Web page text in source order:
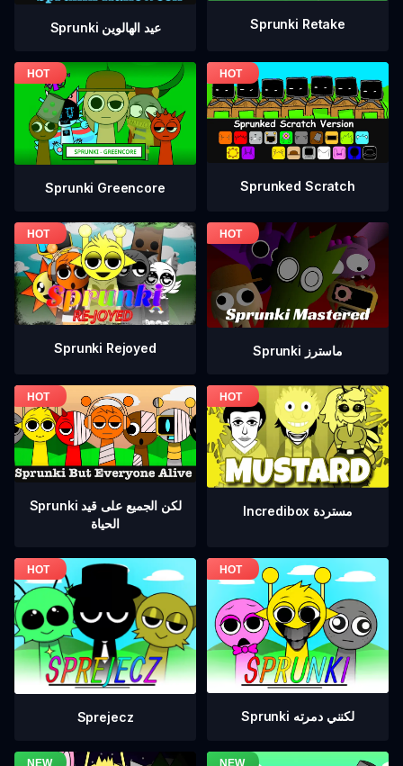
Sprunki عيد الهالوين Sprunki Retake
Sprunki Greencore Sprunked Scratch
Sprunki Rejoyed Sprunki ماسترز
Sprunki لكن الجميع على قيد
الحياة
Incredibox مستردة
Sprejecz Sprunki لكنني دمرته